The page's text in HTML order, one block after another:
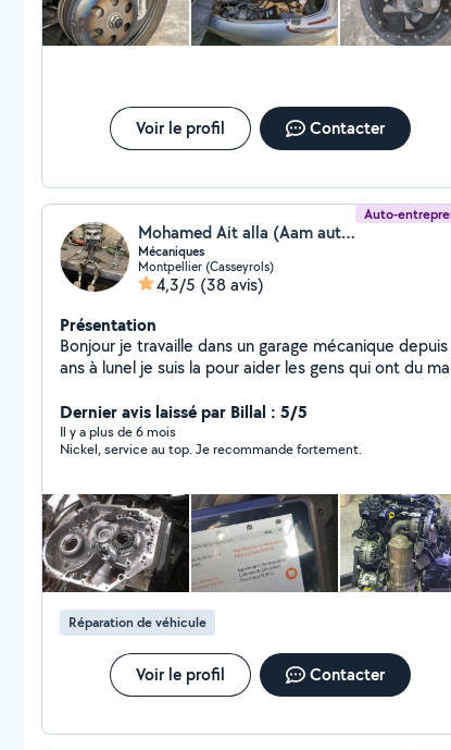
Voir le profil Contacter
Auto-
Mohamed Ait alla (Aam auto)
Mécaniques
Montpellier (Casseyrols)
4,3/5 (38 avis)
Présentation
Bonjour je travaille dans un garage mécanique depuis 7
ans à lunel je suis la pour aider les gens qui ont du mal
faites au garage pas dans un parking...pour les grand
chantier genre distribution embrayage vidanges ... pour
les véhicules non roulant je peu la remarque jusqua
bricoles Je peux changer également les moteur Valise
de diagnostique toute marque suprimer les défaut
chercher des panne Fap Électronique remplacement
de pneus Diagnostique Clim
Dernier avis laissé par Billal : 5/5
Il y a plus de 6 mois
Nickel, service au top. Je recommande fortement.
Réparation de véhicule
Voir le profil Contacter